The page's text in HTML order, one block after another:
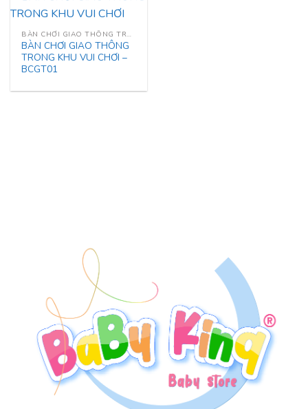
BÀN CHƠI GIAO THÔNG TRONG KHU VUI CHƠI
BÀN CHƠI GIAO THÔNG
TRONG KHU VUI CHƠI –
BCGT01